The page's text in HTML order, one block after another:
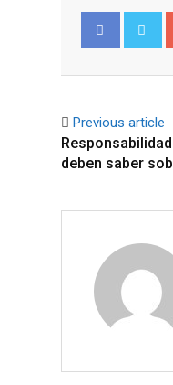
Previous article
deben saber